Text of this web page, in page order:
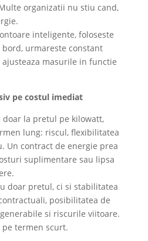
organizatii nu stiu cand,
inteligente, foloseste
urmareste constant
masurile in functie
pe costul imediat
la pretul pe kilowatt,
lung: riscul, flexibilitatea
Un contract de energie prea
suplimentare sau lipsa
doar pretul, ci si stabilitatea
posibilitatea de
si riscurile viitoare.
pe termen scurt.